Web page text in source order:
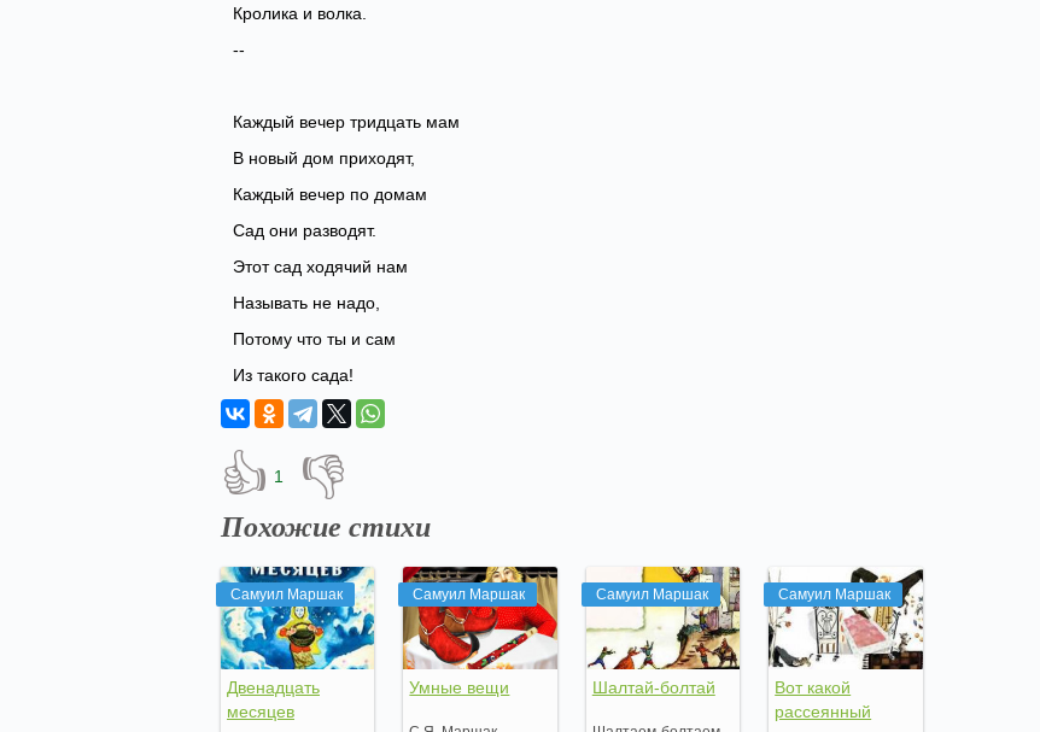
Кролика и волка.
--
Каждый вечер тридцать мам
В новый дом приходят,
Каждый вечер по домам
Сад они разводят.
Этот сад ходячий нам
Называть не надо,
Потому что ты и сам
Из такого сада!
👍 1 👎
Похожие стихи
Самуил Маршак
Двенадцать
месяцев
Самуил Маршак
Умные вещи
Самуил Маршак
Шалтай-болтай
Самуил Маршак
Вот какой
рассеянный